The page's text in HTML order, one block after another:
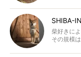
SHIBA-
柴好きに
その規模